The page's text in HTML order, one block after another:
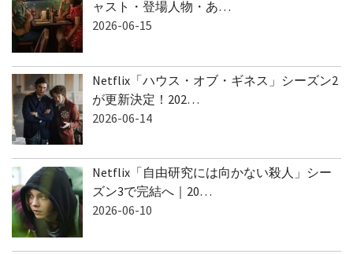
ャスト・登場人物・あ…
2026-06-15
Netflix「ハウス・オブ・ギネス」シーズン2
が更新決定！202…
2026-06-14
Netflix「自由研究には向かない殺人」シー
ズン3で完結へ｜20…
2026-06-10